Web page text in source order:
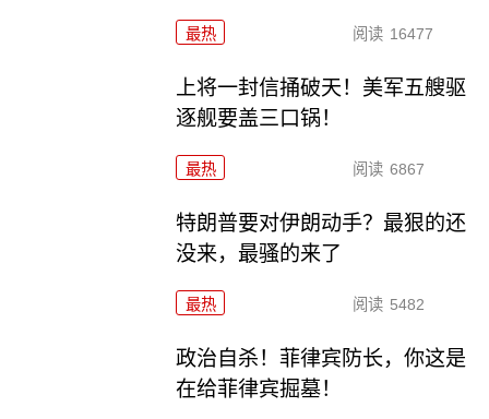
最热 阅读 16477
上将一封信捅破天！美军五艘驱
逐舰要盖三口锅！
最热 阅读 6867
特朗普要对伊朗动手？最狠的还
没来，最骚的来了
最热 阅读 5482
政治自杀！菲律宾防长，你这是
在给菲律宾掘墓！